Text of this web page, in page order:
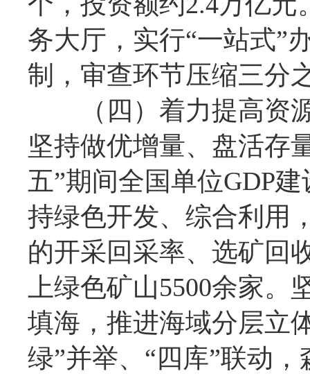
务大厅，实行“一站式”
制，审查环节压缩三分
（四）着力提高资源
坚持做优增量、盘活存
五”期间全国单位GDP
持绿色开发、综合利用
的开采回采率、选矿回
上绿色矿山5500余家
填海，推进海域分层立
绿”并举、“四库”联动